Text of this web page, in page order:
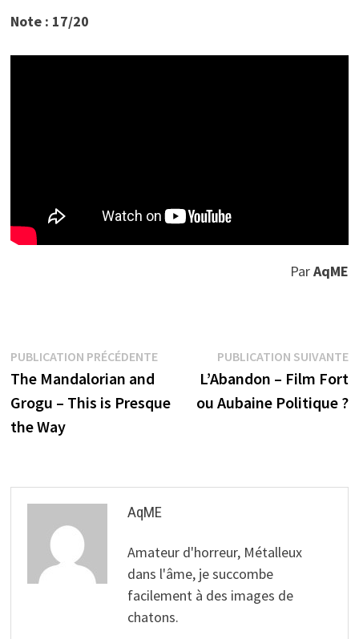
Note : 17/20
ParAqME
Navigation
de
l’article
PUBLICATION PRÉCÉDENTEPublication
précédente :
The Mandalorian and
Grogu – This is Presque
the Way
PUBLICATION SUIVANTE
L’Abandon – Film Fort
ou Aubaine Politique ?
AqME
Amateur d'horreur, Métalleux
dans l'âme, je succombe
facilement à des images de
chatons.